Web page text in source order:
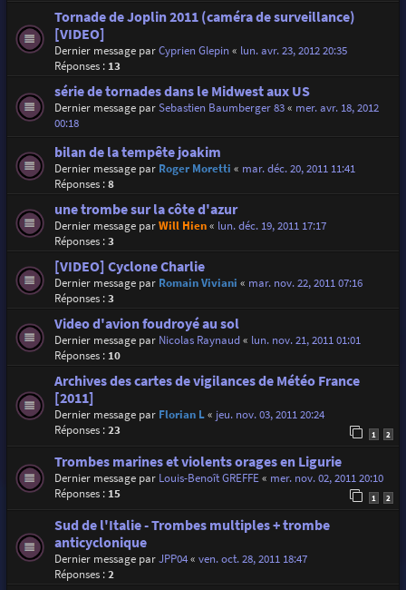
Tornade de Joplin 2011 (caméra de surveillance)
[VIDEO]
Dernier message parCyprien Glepin« lun. avr. 23, 2012 20:35
Réponses : 13
série de tornades dans le Midwest aux US
Dernier message parSebastien Baumberger 83« mer. avr. 18, 2012
00:18
bilan de la tempête joakim
Dernier message par Roger Moretti « mar. déc. 20, 2011 11:41
Réponses :8
une trombe sur la côte d'azur
Dernier message parWill Hien« lun. déc. 19, 2011 17:17
Réponses :3
[VIDEO] Cyclone Charlie
Dernier message par Romain Viviani « mar. nov. 22, 2011 07:16
Réponses :3
Video d'avion foudroyé au sol
Dernier message par Nicolas Raynaud« lun. nov. 21, 2011 01:01
Réponses : 10
Archives des cartes de vigilances de Météo France
[2011]
Dernier message par Florian L« jeu. nov. 03, 2011 20:24
Réponses :23 1 2
Trombes marines et violents orages en Ligurie
Dernier message par Louis-Benoît GREFFE« mer. nov. 02, 2011 20:10
Réponses : 15 1 2
Sud de l'Italie - Trombes multiples + trombe
anticyclonique
Dernier message parJPP04« ven. oct. 28, 2011 18:47
Réponses :2